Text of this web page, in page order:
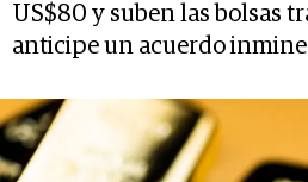
US$80 y suben las bolsas
anticipe un acuerdo